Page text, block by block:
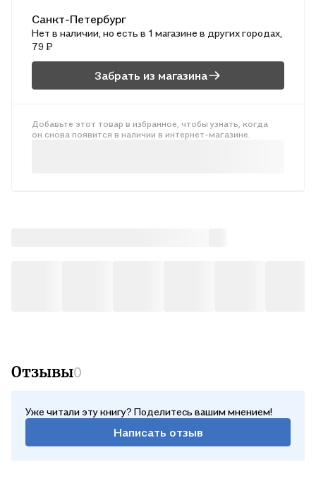
менее 15 минут в любое свободное время. .
Санкт-Петербург
Нет в наличии, но есть в 1 магазине в других городах,
79 ₽
Забрать из магазина
Добавьте этот товар в избранное, чтобы узнать, когда
он снова появится в наличии в интернет-магазине.
Отзывы0
Уже читали эту книгу? Поделитесь вашим мнением!
Написать отзыв